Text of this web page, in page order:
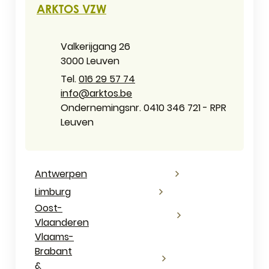
ARKTOS VZW
AdresValkerijgang 26
,3000Leuven
016 29 57 74
E-mailinfo@arktos.be
Ondernemingsnummer
Ondernemingsnr. 0410 346 721 - RPR
Leuven
Antwerpen
Limburg
Oost-
Vlaanderen
Vlaams-
Brabant
&